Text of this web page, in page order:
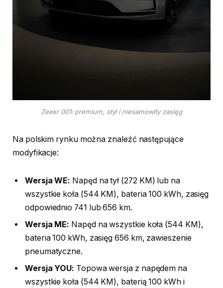
Zeekr 001: premium, styl i niesamowity zasięg
Na polskim rynku można znaleźć następujące
modyfikacje:
Wersja WE: Napęd na tył (272 KM) lub na
wszystkie koła (544 KM), bateria 100 kWh, zasięg
odpowiednio 741 lub 656 km.
Wersja ME: Napęd na wszystkie koła (544 KM),
bateria 100 kWh, zasięg 656 km, zawieszenie
pneumatyczne.
Wersja YOU: Topowa wersja z napędem na
wszystkie koła (544 KM), baterią 100 kWh i